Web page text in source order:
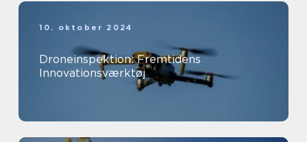
10. oktober 2024
Droneinspektion: Fremtidens
Innovationsværktøj